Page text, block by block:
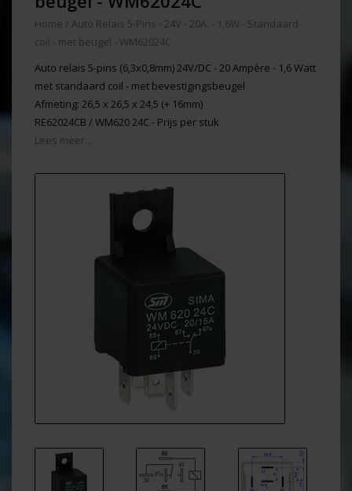
Home / Auto Relais 5-Pins - 24V - 20A. - 1,6W - Standaard
coil - met beugel - WM62024C
Auto relais 5-pins (6,3x0,8mm) 24V/DC - 20 Ampère - 1,6 Watt
met standaard coil - met bevestigingsbeugel
Afmeting: 26,5 x 26,5 x 24,5 (+ 16mm)
RE62024CB / WM620 24C - Prijs per stuk
Lees meer...